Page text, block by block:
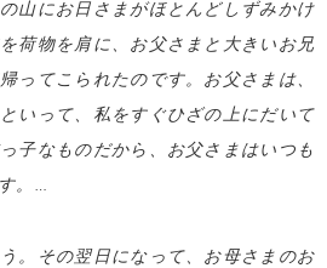
山にお日さまがほとんどしずみかけ
荷物を肩に、お父さまと大きいお兄
ってこられたのです。お父さまは、
いって、私をすぐひざの上にだいて
子なものだから、お父さまはいつも
。…
。その翌日になって、お母さまのお